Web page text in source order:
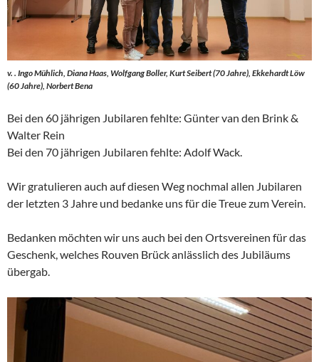
v. . Ingo Mühlich, Diana Haas, Wolfgang Boller, Kurt Seibert (70 Jahre), Ekkehardt Löw
(60 Jahre), Norbert Bena
Bei den 60 jährigen Jubilaren fehlte: Günter van den Brink &
Walter Rein
Bei den 70 jährigen Jubilaren fehlte: Adolf Wack.
Wir gratulieren auch auf diesen Weg nochmal allen Jubilaren
der letzten 3 Jahre und bedanke uns für die Treue zum Verein.
Bedanken möchten wir uns auch bei den Ortsvereinen für das
Geschenk, welches Rouven Brück anlässlich des Jubiläums
übergab.